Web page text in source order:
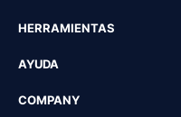
HERRAMIENTAS
AYUDA
COMPANY